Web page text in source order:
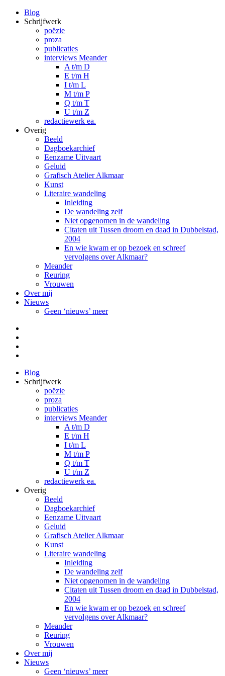
Blog
Schrijfwerk
poëzie
proza
publicaties
interviews Meander
A t/m D
E t/m H
I t/m L
M t/m P
Q t/m T
U t/m Z
redactiewerk ea.
Overig
Beeld
Dagboekarchief
Eenzame Uitvaart
Geluid
Grafisch Atelier Alkmaar
Kunst
Literaire wandeling
Inleiding
De wandeling zelf
Niet opgenomen in de wandeling
Citaten uit Tussen droom en daad in Dubbelstad,
2004
En wie kwam er op bezoek en schreef
vervolgens over Alkmaar?
Meander
Reuring
Vrouwen
Over mij
Nieuws
Geen ‘nieuws’ meer
Blog
Schrijfwerk
poëzie
proza
publicaties
interviews Meander
A t/m D
E t/m H
I t/m L
M t/m P
Q t/m T
U t/m Z
redactiewerk ea.
Overig
Beeld
Dagboekarchief
Eenzame Uitvaart
Geluid
Grafisch Atelier Alkmaar
Kunst
Literaire wandeling
Inleiding
De wandeling zelf
Niet opgenomen in de wandeling
Citaten uit Tussen droom en daad in Dubbelstad,
2004
En wie kwam er op bezoek en schreef
vervolgens over Alkmaar?
Meander
Reuring
Vrouwen
Over mij
Nieuws
Geen ‘nieuws’ meer